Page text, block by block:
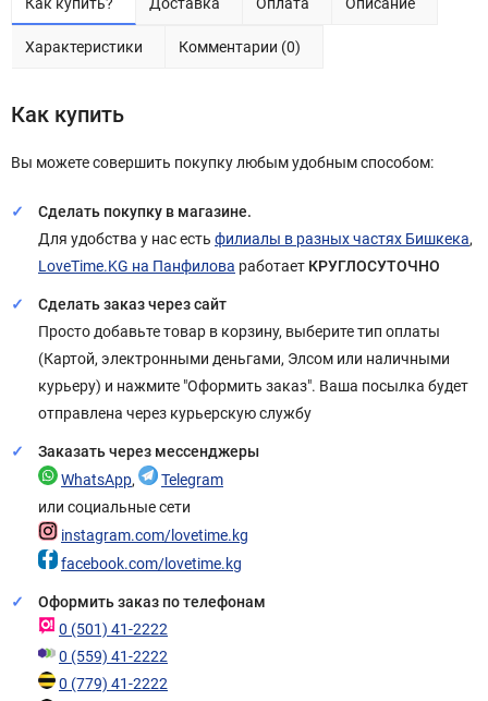
Характеристики Комментарии (0)
Как купить
Вы можете совершить покупку любым удобным способом:
Сделать покупку в магазине.
Для удобства у нас есть филиалы в разных частях Бишкека,
LoveTime.KG на Панфилова работает КРУГЛОСУТОЧНО
Сделать заказ через сайт
Просто добавьте товар в корзину, выберите тип оплаты
(Картой, электронными деньгами, Элсом или наличными
курьеру) и нажмите "Оформить заказ". Ваша посылка будет
отправлена через курьерскую службу
Заказать через мессенджеры
WhatsApp,
Telegram
или социальные сети
instagram.com/lovetime.kg
facebook.com/lovetime.kg
Оформить заказ по телефонам
0 (501) 41-2222
0 (559) 41-2222
0 (779) 41-2222